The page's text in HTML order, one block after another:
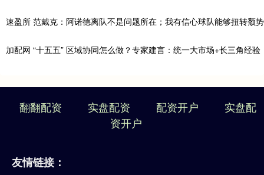
速盈所 范戴克：阿诺德离队不是问题所在；我有信心球队能够扭转颓势
加配网 “十五五” 区域协同怎么做？专家建言：统一大市场+长三角经验
翻翻配资 实盘配资 配资开户
实盘配
资开户
友情链接：